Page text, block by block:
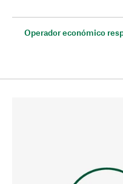
Operador económico